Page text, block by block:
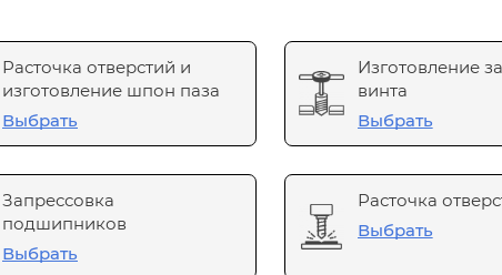
Расточка отверстий и
изготовление шпон паза
Выбрать
Изготовление
винта
Выбрать
Запрессовка
подшипников
Выбрать
Расточка
Выбрать